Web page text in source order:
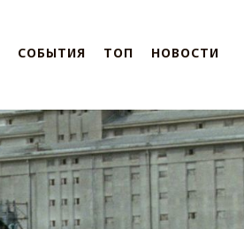
СОБЫТИЯ ТОП НОВОСТИ